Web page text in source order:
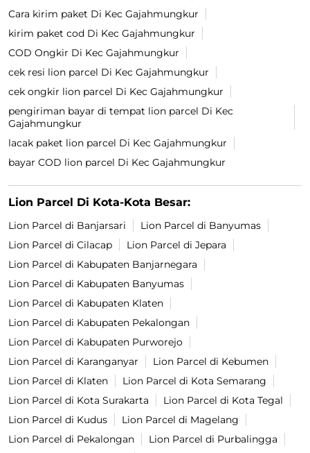
Cara kirim paket Di Kec Gajahmungkur
kirim paket cod Di Kec Gajahmungkur
COD Ongkir Di Kec Gajahmungkur
cek resi lion parcel Di Kec Gajahmungkur
cek ongkir lion parcel Di Kec Gajahmungkur
pengiriman bayar di tempat lion parcel Di Kec
Gajahmungkur
lacak paket lion parcel Di Kec Gajahmungkur
bayar COD lion parcel Di Kec Gajahmungkur
Lion Parcel Di Kota-Kota Besar:
Lion Parcel di Banjarsari
Lion Parcel di Banyumas
Lion Parcel di Cilacap
Lion Parcel di Jepara
Lion Parcel di Kabupaten Banjarnegara
Lion Parcel di Kabupaten Banyumas
Lion Parcel di Kabupaten Klaten
Lion Parcel di Kabupaten Pekalongan
Lion Parcel di Kabupaten Purworejo
Lion Parcel di Karanganyar
Lion Parcel di Kebumen
Lion Parcel di Klaten
Lion Parcel di Kota Semarang
Lion Parcel di Kota Surakarta
Lion Parcel di Kota Tegal
Lion Parcel di Kudus
Lion Parcel di Magelang
Lion Parcel di Pekalongan
Lion Parcel di Purbalingga